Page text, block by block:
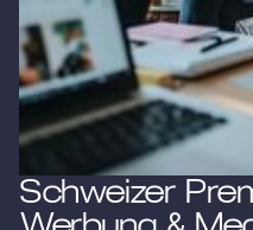
Schweizer